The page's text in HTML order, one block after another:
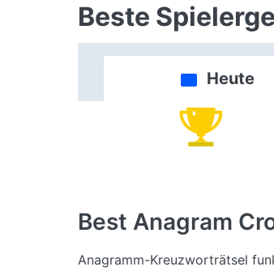
Beste
Heute
Best Anagram
Anagramm-Kreuzworträtsel